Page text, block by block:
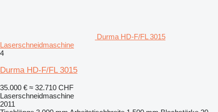
Durma HD-F/FL 3015
Laserschneidmaschine
4
Durma HD-F/FL 3015
35.000 € ≈ 32.710 CHF
Laserschneidmaschine
2011